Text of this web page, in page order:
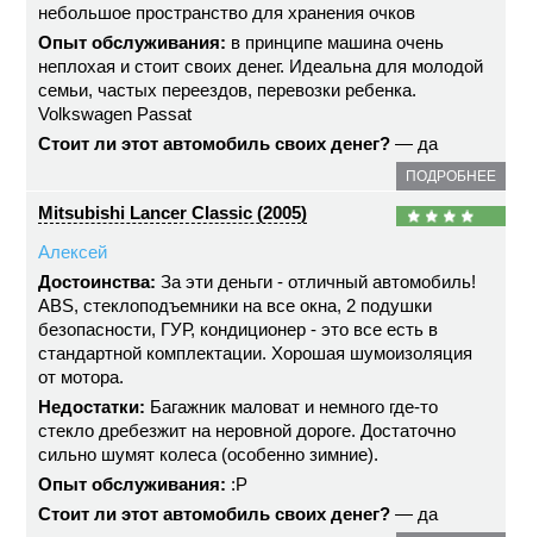
небольшое пространство для хранения очков
Опыт обслуживания: в принципе машина очень
неплохая и стоит своих денег. Идеальна для молодой
семьи, частых переездов, перевозки ребенка.
Volkswagen Passat
Стоит ли этот автомобиль своих денег? — да
ПОДРОБНЕЕ
Mitsubishi Lancer Classic (2005)
Алексей
Достоинства: За эти деньги - отличный автомобиль!
ABS, стеклоподъемники на все окна, 2 подушки
безопасности, ГУР, кондиционер - это все есть в
стандартной комплектации. Хорошая шумоизоляция
от мотора.
Недостатки: Багажник маловат и немного где-то
стекло дребезжит на неровной дороге. Достаточно
сильно шумят колеса (особенно зимние).
Опыт обслуживания: :P
Стоит ли этот автомобиль своих денег? — да